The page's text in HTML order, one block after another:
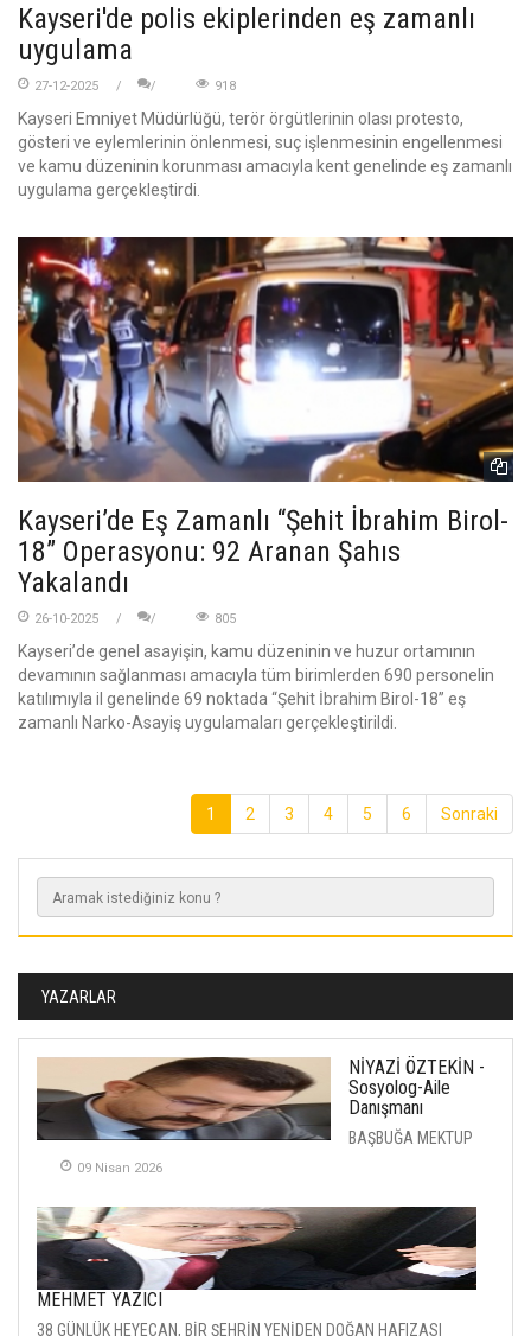
Kayseri'de polis ekiplerinden eş zamanlı
uygulama
27-12-2025 918
Kayseri Emniyet Müdürlüğü, terör örgütlerinin olası protesto,
gösteri ve eylemlerinin önlenmesi, suç işlenmesinin engellenmesi
ve kamu düzeninin korunması amacıyla kent genelinde eş zamanlı
uygulama gerçekleştirdi.
Kayseri’de Eş Zamanlı “Şehit İbrahim Birol-
18” Operasyonu: 92 Aranan Şahıs
Yakalandı
26-10-2025 805
Kayseri’de genel asayişin, kamu düzeninin ve huzur ortamının
devamının sağlanması amacıyla tüm birimlerden 690 personelin
katılımıyla il genelinde 69 noktada “Şehit İbrahim Birol-18” eş
zamanlı Narko-Asayiş uygulamaları gerçekleştirildi.
1 2 3 4 5 6 Sonraki
YAZARLAR
NİYAZİ ÖZTEKİN -
Sosyolog-Aile
Danışmanı
BAŞBUĞA MEKTUP
09 Nisan 2026
MEHMET YAZICI
38 GÜNLÜK HEYECAN, BİR ŞEHRİN YENİDEN DOĞAN HAFIZASI